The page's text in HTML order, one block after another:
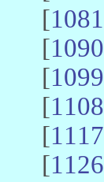
[1081
[1090
[1099
[1108
[1117
[1126